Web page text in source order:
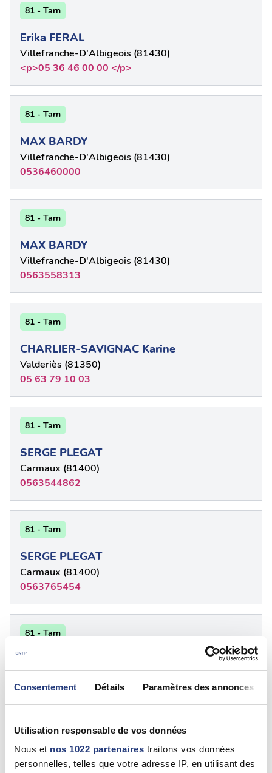
Consentement Détails Paramètres des annonces
Utilisation responsable de vos données
Nous et nos 1022 partenaires traitons vos données
personnelles, telles que votre adresse IP, en utilisant des
81 - Tarn
Erika FERAL
Villefranche-D'Albigeois (81430)
<p>05 36 46 00 00 </p>
81 - Tarn
MAX BARDY
Villefranche-D'Albigeois (81430)
0536460000
81 - Tarn
MAX BARDY
Villefranche-D'Albigeois (81430)
0563558313
81 - Tarn
CHARLIER-SAVIGNAC Karine
Valderiès (81350)
05 63 79 10 03
81 - Tarn
SERGE PLEGAT
Carmaux (81400)
0563544862
81 - Tarn
SERGE PLEGAT
Carmaux (81400)
0563765454
81 - Tarn
0826888388
81 - Tarn
Jean Yves CARAYON